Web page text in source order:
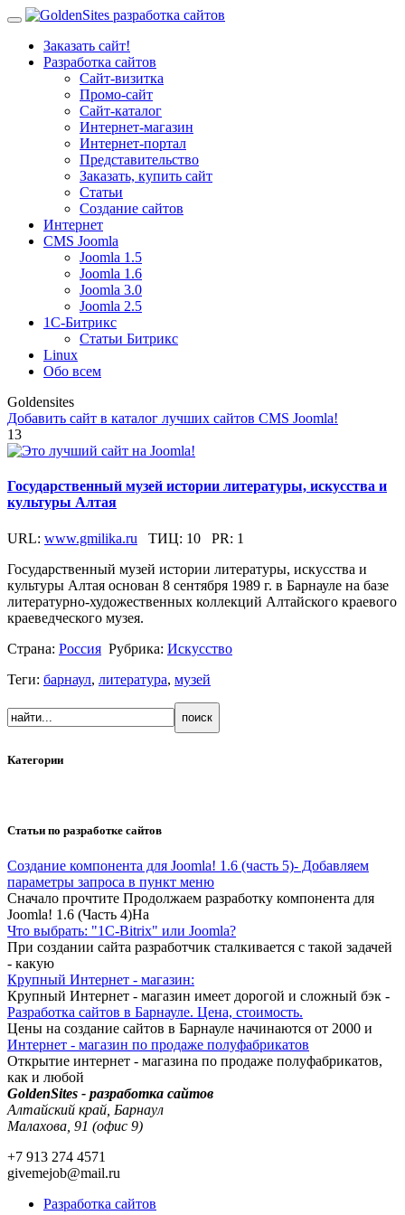
Заказать сайт!
Разработка сайтов
Сайт-визитка
Промо-сайт
Сайт-каталог
Интернет-магазин
Интернет-портал
Представительство
Заказать, купить сайт
Статьи
Создание сайтов
Интернет
CMS Joomla
Joomla 1.5
Joomla 1.6
Joomla 3.0
Joomla 2.5
1С-Битрикс
Статьи Битрикс
Linux
Обо всем
Goldensites
Добавить сайт в каталог лучших сайтов CMS Joomla!
13
Государственный музей истории литературы, искусства и
культуры Алтая
URL: www.gmilika.ru ТИЦ: 10 PR: 1
Государственный музей истории литературы, искусства и
культуры Алтая основан 8 сентября 1989 г. в Барнауле на базе
литературно-художественных коллекций Алтайского краевого
краеведческого музея.
Страна: Россия Рубрика: Искусство
Теги: барнаул, литература, музей
Категории
Статьи по разработке сайтов
Создание компонента для Joomla! 1.6 (часть 5)- Добавляем
параметры запроса в пункт меню
Сначало прочтите Продолжаем разработку компонента для
Joomla! 1.6 (Часть 4)На
Что выбрать: "1C-Bitrix" или Joomla?
При создании сайта разработчик сталкивается с такой задачей
- какую
Крупный Интернет - магазин:
Крупный Интернет - магазин имеет дорогой и сложный бэк -
Разработка сайтов в Барнауле. Цена, стоимость.
Цены на создание сайтов в Барнауле начинаются от 2000 и
Интернет - магазин по продаже полуфабрикатов
Открытие интернет - магазина по продаже полуфабрикатов,
как и любой
GoldenSites - разработка сайтов
Алтайский край, Барнаул
Малахова, 91 (офис 9)
+7 913 274 4571
givemejob@mail.ru
Разработка сайтов